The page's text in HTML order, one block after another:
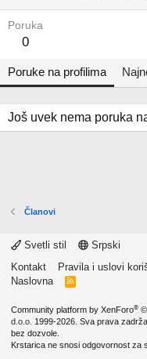
Poruka
0
Poruke na profilima
Još uvek nema poruka
Članovi
Svetli stil
Srpski
Kontakt
Pravila i uslovi
Naslovna
R
Community platform by XenForo® ©
d.o.o. 1999-2026. Sva prava
bez dozvole.
Krstarica ne snosi odgovornost za